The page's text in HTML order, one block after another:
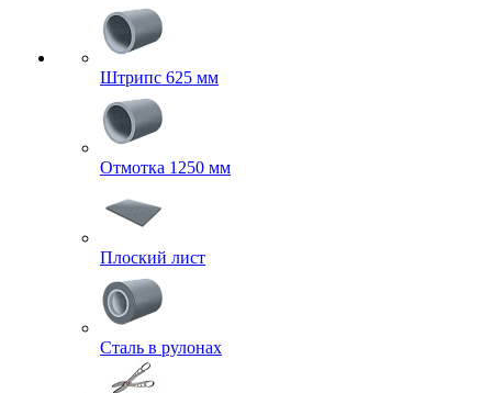
Штрипс 625 мм
Отмотка 1250 мм
Плоский лист
Сталь в рулонах